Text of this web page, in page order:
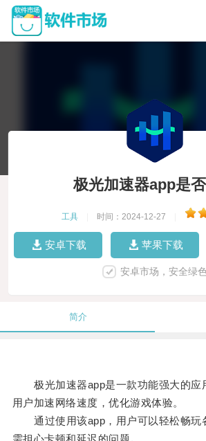
极光加速器app是
工具 时间：2024-12-27
安卓下载 苹果下载
安卓市场，安全绿
简介
极光加速器app是一款功能强大的应
用户加速网络速度，优化游戏体验。
通过使用该app，用户可以轻松畅玩